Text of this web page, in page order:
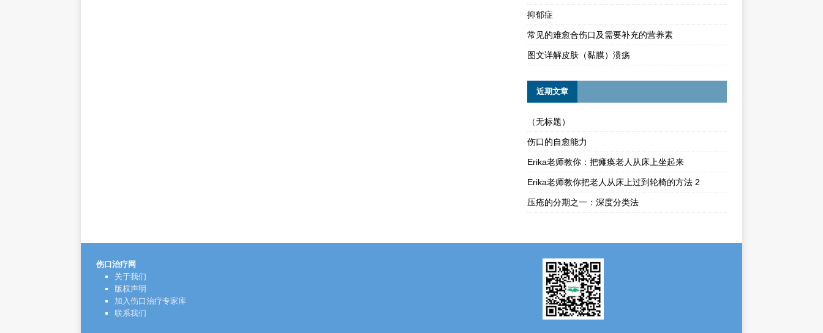
抑郁症
常见的难愈合伤口及需要补充的营养素
图文详解皮肤（黏膜）溃疡
近期文章
（无标题）
伤口的自愈能力
Erika老师教你：把瘫痪老人从床上坐起来
Erika老师教你把老人从床上过到轮椅的方法 2
压疮的分期之一：深度分类法
伤口治疗网
关于我们
版权声明
加入伤口治疗专家库
联系我们